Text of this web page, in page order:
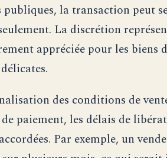
publiques, la transaction peut
La discrétion
appréciée pour les biens
des conditions de
paiement, les délais de
Par exemple, un